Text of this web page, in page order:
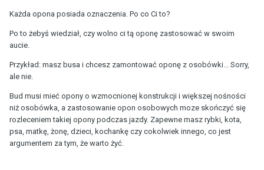
Każda opona posiada oznaczenia. Po co Ci to?
Po to żebyś wiedział, czy wolno ci tą oponę zastosować w swoim
aucie.
Przykład: masz busa i chcesz zamontować oponę z osobówki... Sorry,
ale nie.
Bud musi mieć opony o wzmocnionej konstrukcji i większej nośności
niż osobówka, a zastosowanie opon osobowych moze skończyć się
rozleceniem takiej opony podczas jazdy. Zapewne masz rybki, kota,
psa, matkę, żonę, dzieci, kochankę czy cokolwiek innego, co jest
argumentem za tym, że warto żyć.